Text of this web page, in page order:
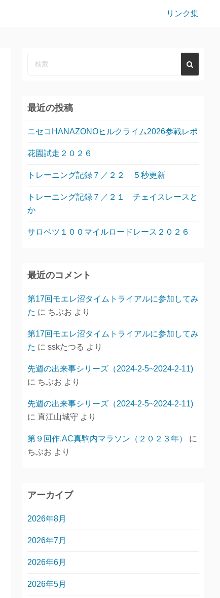
リンク集
最近の投稿
ニセコHANAZONOヒルクライム2026参戦レポ
花園試走２０２６
トレーニング記録７／２２ ５秒更新
トレーニング記録７／２１ チェイスレースと
か
サロベツ１００マイルロードレース２０２６
最近のコメント
第17回モエレ沼タイムトライアルに参加してみ
た に ちぶお より
第17回モエレ沼タイムトライアルに参加してみ
た に sskたつる より
先週の出来事シリーズ（2024-2-5~2024-2-11)
に ちぶお より
先週の出来事シリーズ（2024-2-5~2024-2-11)
に 直江山城守 より
第９回作.AC真駒内マラソン（２０２３年）
に
ちぶお より
アーカイブ
2026年8月
2026年7月
2026年6月
2026年5月